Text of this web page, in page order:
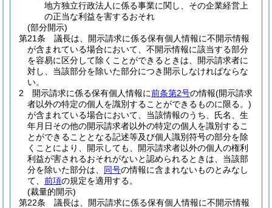
地方独立行政法人に係る事業に関し、その企業経営上
の正当な利益を害するおそれ
(部分開示)
第21条
議長は、開示請求に係る保有個人情報に不開示情報
が含まれている場合において、不開示情報に該当する部分
を容易に区分して除くことができるときは、開示請求者に
対し、当該部分を除いた部分につき開示しなければならな
い。
2
開示請求に係る保有個人情報に前条第2号の情報(開示請求
者以外の特定の個人を識別することができるものに限る。)
が含まれている場合において、当該情報のうち、氏名、生
年月日その他の開示請求者以外の特定の個人を識別するこ
とができることとなる記述等及び個人識別符号の部分を除
くことにより、開示しても、開示請求者以外の個人の権利
利益が害されるおそれがないと認められるときは、当該部
分を除いた部分は、 同号の情報に含まれないものとみなし
て、 前項の規定を適用する。
(裁量的開示)
第22条
議長は、開示請求に係る保有個人情報に不開示情報